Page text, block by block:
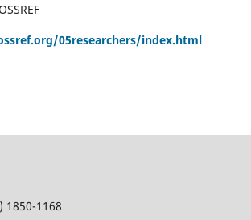
05researchers/index.html
1850-1168